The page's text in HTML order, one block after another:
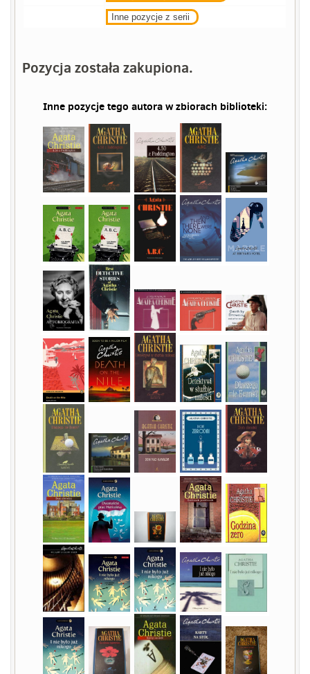
Inne pozycje z serii
Pozycja została zakupiona.
Inne pozycje tego autora w zbiorach biblioteki: